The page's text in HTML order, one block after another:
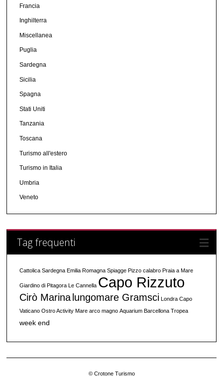
Francia
Inghilterra
Miscellanea
Puglia
Sardegna
Sicilia
Spagna
Stati Uniti
Tanzania
Toscana
Turismo all'estero
Turismo in Italia
Umbria
Veneto
Tag frequenti
Cattolica Sardegna Emilia Romagna Spiagge Pizzo calabro Praia a Mare
Giardino di Pitagora Le Cannella Capo Rizzuto
Cirò Marina lungomare Gramsci Londra Capo
Vaticano Ostro Activity Mare arco magno Aquarium Barcellona Tropea
week end
© Crotone Turismo